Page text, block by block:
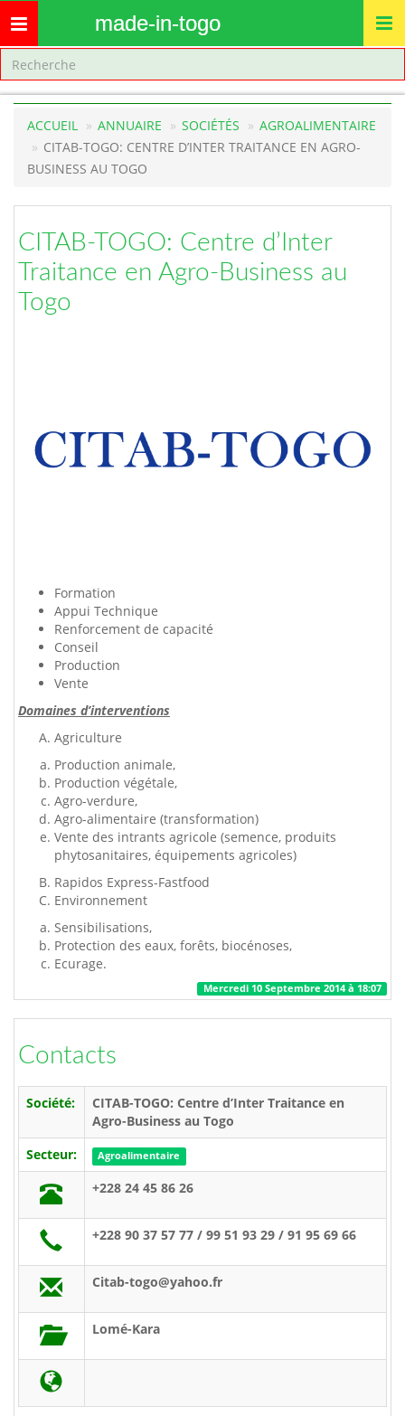
Toggle
navigation
made-in-togo
ACCUEIL ANNUAIRE SOCIÉTÉS
AGROALIMENTAIRE
CITAB-TOGO: CENTRE D’INTER TRAITANCE EN AGRO-
BUSINESS AU TOGO
CITAB-TOGO: Centre d’Inter
Traitance en Agro-Business au
Togo
Formation
Appui Technique
Renforcement de capacité
Conseil
Production
Vente
Domaines d’interventions
Agriculture
Production animale,
Production végétale,
Agro-verdure,
Agro-alimentaire (transformation)
Vente des intrants agricole (semence, produits
phytosanitaires, équipements agricoles)
Rapidos Express-Fastfood
Environnement
Sensibilisations,
Protection des eaux, forêts, biocénoses,
Ecurage.
Mercredi 10 Septembre 2014 à 18:07
Contacts
Société:
CITAB-TOGO: Centre d’Inter Traitance en
Agro-Business au Togo
Secteur:
Agroalimentaire
+228 24 45 86 26
+228 90 37 57 77 / 99 51 93 29 / 91 95 69 66
Citab-togo@yahoo.fr
Lomé-Kara